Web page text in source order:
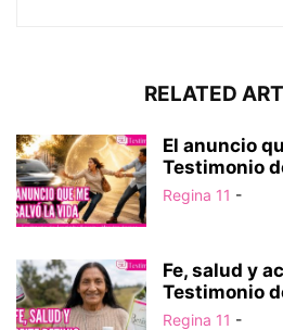
RELATED
El anuncio
Testimonio
Regina 11 -
Fe, salud y
Testimonio
Regina 11 -